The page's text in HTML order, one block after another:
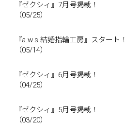
『ゼクシィ』7月号掲載！
（05/25）
『a.w.s 結婚指輪工房』スタート！
（05/14）
『ゼクシィ』6月号掲載！
（04/25）
『ゼクシィ』5月号掲載！
（03/20）